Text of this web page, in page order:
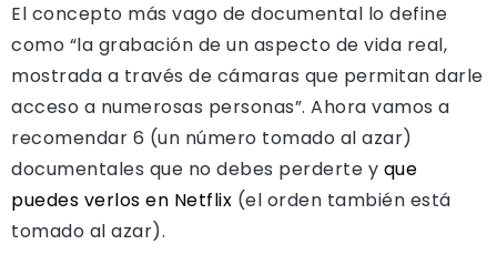
El concepto más vago de documental lo define
como “la grabación de un aspecto de vida real,
mostrada a través de cámaras que permitan darle
acceso a numerosas personas”. Ahora vamos a
recomendar 6 (un número tomado al azar)
documentales que no debes perderte y que
puedes verlos en Netflix (el orden también está
tomado al azar).